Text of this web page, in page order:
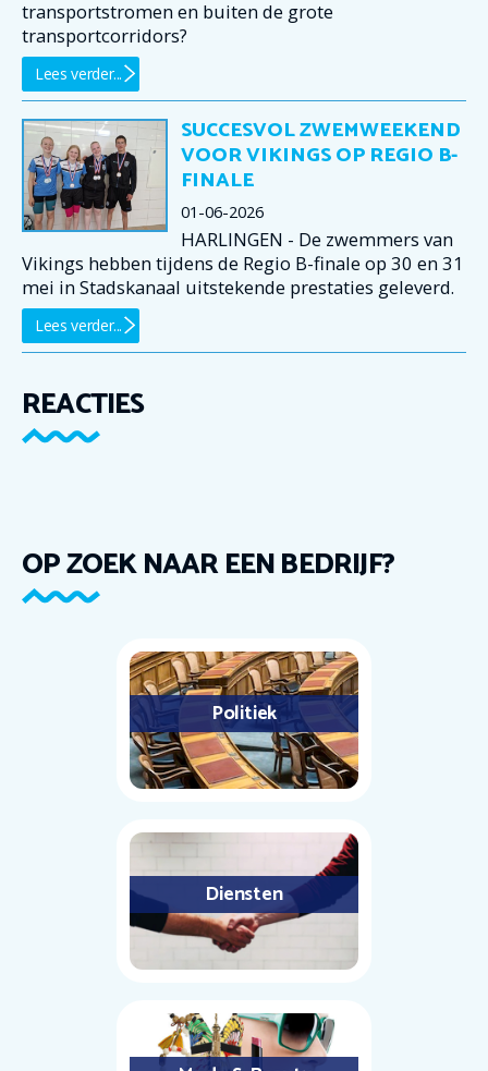
transportstromen en buiten de grote
transportcorridors?
Lees verder...
SUCCESVOL ZWEMWEEKEND
VOOR VIKINGS OP REGIO B-
FINALE
01-06-2026
HARLINGEN - De zwemmers van
Vikings hebben tijdens de Regio B-finale op 30 en 31
mei in Stadskanaal uitstekende prestaties geleverd.
Lees verder...
REACTIES
OP ZOEK NAAR EEN BEDRIJF?
Politiek
Diensten